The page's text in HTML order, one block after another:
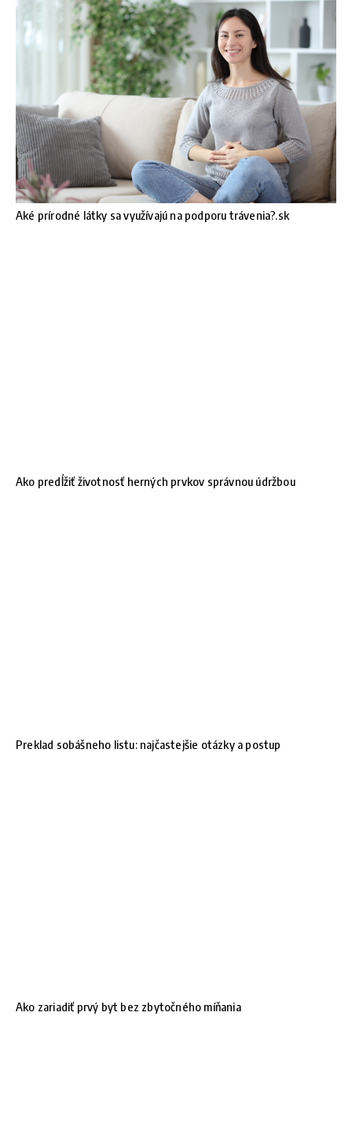
Aké prírodné látky sa využívajú na podporu trávenia?.sk
Ako predĺžiť životnosť herných prvkov správnou údržbou
Preklad sobášneho listu: najčastejšie otázky a postup
Ako zariadiť prvý byt bez zbytočného míňania